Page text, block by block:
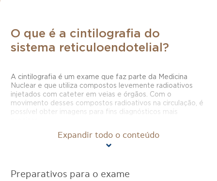
O que é a cintilografia do
sistema reticuloendotelial?
A cintilografia é um exame que faz parte da Medicina
Nuclear e que utiliza compostos levemente radioativos
injetados com cateter em veias e órgãos. Com o
movimento desses compostos radioativos na circulação, é
possível obter imagens para fins diagnósticos mais
No caso da cintilografia do sistema reticuloendotelial,
avalia-se a sua distribuição pelo corpo, determinando, por
Expandir todo o conteúdo
Preparativos para o exame